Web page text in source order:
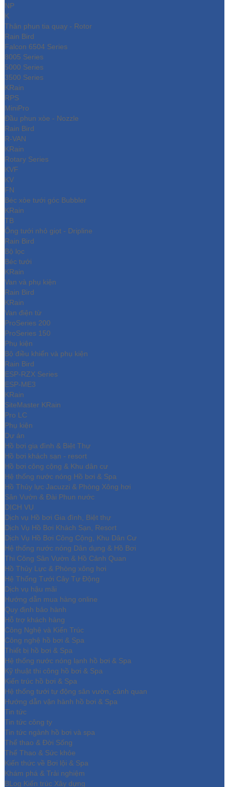
NP
K
Thân phun tia quay - Rotor
Rain Bird
Falcon 6504 Series
8005 Series
5000 Series
3500 Series
KRain
RPS
MiniPro
Đầu phun xòe - Nozzle
Rain Bird
R-VAN
KRain
Rotary Series
KVF
KV
FN
Béc xòe tưới góc Bubbler
KRain
TB
Ống tưới nhỏ giọt - Dripline
Rain Bird
Bộ lọc
Béc tưới
KRain
Van và phụ kiện
Rain Bird
KRain
Van điện từ
ProSeries 200
ProSeries 150
Phụ kiện
Bộ điều khiển và phụ kiện
Rain Bird
ESP-RZX Series
ESP-ME3
KRain
SiteMaster KRain
Pro LC
Phụ kiện
Dự án
Hồ bơi gia đình & Biệt Thự
Hồ bơi khách sạn - resort
Hồ bơi công cộng & Khu dân cư
Hệ thống nước nóng Hồ bơi & Spa
Hồ Thủy lực Jacuzzi & Phòng Xông hơi
Sân Vườn & Đài Phun nước
DỊCH VỤ
Dịch vụ Hồ bơi Gia đình, Biệt thự
Dịch Vụ Hồ Bơi Khách Sạn, Resort
Dịch Vụ Hồ Bơi Công Cộng, Khu Dân Cư
Hệ thống nước nóng Dân dụng & Hồ Bơi
Thi Công Sân Vườn & Hồ Cảnh Quan
Hồ Thủy Lực & Phòng xông hơi
Hệ Thống Tưới Cây Tự Động
Dịch vụ hậu mãi
Hướng dẫn mua hàng online
Quy định bảo hành
Hỗ trợ khách hàng
Công Nghệ và Kiến Trúc
Công nghệ hồ bơi & Spa
Thiết bị hồ bơi & Spa
Hệ thống nước nóng lạnh hồ bơi & Spa
Kỹ thuật thi công hồ bơi & Spa
Kiến trúc hồ bơi & Spa
Hệ thống tưới tự động sân vườn, cảnh quan
Hướng dẫn vận hành hồ bơi & Spa
Tin tức
Tin tức công ty
Tin tức ngành hồ bơi và spa
Thể thao & Đời Sống
Thể Thao & Sức khỏe
Kiến thức về Bơi lội & Spa
Khám phá & Trải nghiệm
BLog Kiến trúc Xây dựng